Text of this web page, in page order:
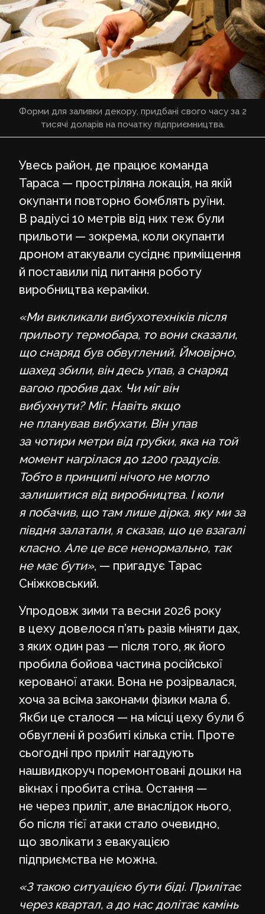
Форми для заливки декору, придбані свого часу за 2
тисячі доларів на початку підприємництва.
Увесь район, де працює команда
Тараса — простріляна локація, на якій
окупанти повторно бомблять руїни.
В радіусі 10 метрів від них теж були
прильоти — зокрема, коли окупанти
дроном атакували сусіднє приміщення
й поставили під питання роботу
виробництва кераміки.
«Ми викликали вибухотехніків після
прильоту термобара, то вони сказали,
що снаряд був обвуглений. Ймовірно,
шахед збили, він десь упав, а снаряд
вагою пробив дах. Чи міг він
вибухнути? Міг. Навіть якщо
не планував вибухати. Він упав
за чотири метри від грубки, яка на той
момент нагрілася до 1200 градусів.
Тобто в принципі нічого не могло
залишитися від виробництва. І коли
я побачив, що там лише дірка, яку ми за
півдня залатали, я сказав, що це взагалі
класно. Але це все ненормально, так
не має бути», — пригадує Тарас
Сніжковський.
Упродовж зими та весни 2026 року
в цеху довелося п’ять разів міняти дах,
з яких один раз — після того, як його
пробила бойова частина російської
керованої атаки. Вона не розірвалася,
хоча за всіма законами фізики мала б.
Якби це сталося — на місці цеху були б
обвуглені й розбиті кілька стін. Проте
сьогодні про приліт нагадують
нашвидкоруч поремонтовані дошки на
вікнах і пробита стіна. Остання —
не через приліт, але внаслідок нього,
бо після тієї атаки стало очевидно,
що зволікати з евакуацією
підприємства не можна.
«З такою ситуацією бути біді. Прилітає
через квартал, а до нас долітає камінь